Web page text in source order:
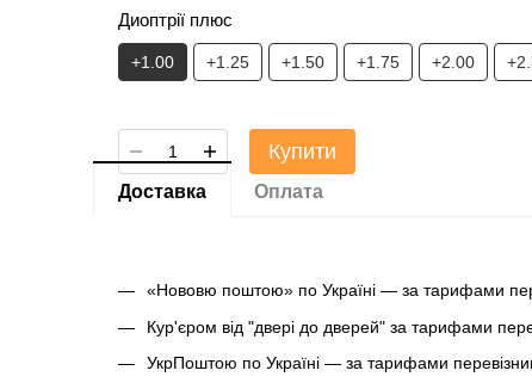
Диоптрії плюс
+1.00 +1.25 +1.50 +1.75 +2.00
Купити
Доставка Оплата
«Нововю поштою» по Україні — за тарифами
Кур'єром від "двері до дверей" за тарифами
УкрПоштою по Україні — за тарифами